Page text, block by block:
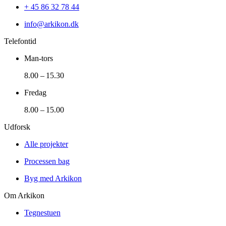
+ 45 86 32 78 44
info@arkikon.dk
Telefontid
Man-tors
8.00 – 15.30
Fredag
8.00 – 15.00
Udforsk
Alle projekter
Processen bag
Byg med Arkikon
Om Arkikon
Tegnestuen